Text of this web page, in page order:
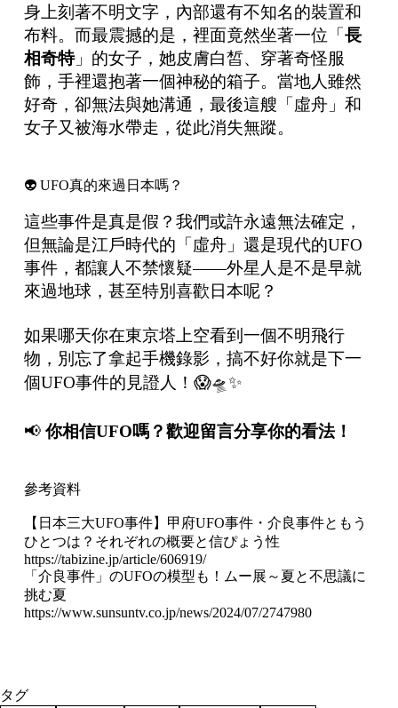
身上刻著不明文字，內部還有不知名的裝置和
布料。而最震撼的是，裡面竟然坐著一位「 長
相奇特」的女子，她皮膚白皙、穿著奇怪服
飾，手裡還抱著一個神秘的箱子。當地人雖然
好奇，卻無法與她溝通，最後這艘「虛舟」和
女子又被海水帶走，從此消失無蹤。
👽 UFO真的來過日本嗎？
這些事件是真是假？我們或許永遠無法確定，
但無論是江戶時代的「虛舟」還是現代的UFO
事件，都讓人不禁懷疑——外星人是不是早就
來過地球，甚至特別喜歡日本呢？
如果哪天你在東京塔上空看到一個不明飛行
物，別忘了拿起手機錄影，搞不好你就是下一
個UFO事件的見證人！😱🛸✨
📢 你相信UFO嗎？歡迎留言分享你的看法！
參考資料
【日本三大UFO事件】甲府UFO事件・介良事件ともう
ひとつは？それぞれの概要と信ぴょう性
https://tabizine.jp/article/606919/
「介良事件」のUFOの模型も！ムー展～夏と不思議に
挑む夏
https://www.sunsuntv.co.jp/news/2024/07/2747980
タグ